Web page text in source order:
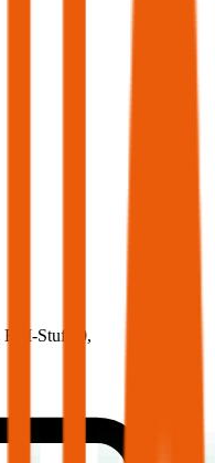
BM-Stufe 0,